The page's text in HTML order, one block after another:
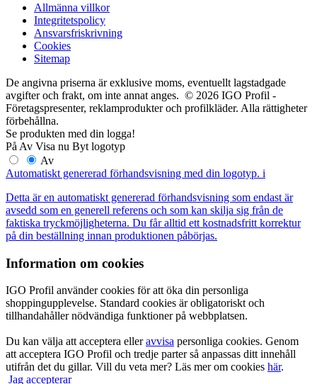
Allmänna villkor
Integritetspolicy
Ansvarsfriskrivning
Cookies
Sitemap
De angivna priserna är exklusive moms, eventuellt lagstadgade
avgifter och frakt, om inte annat anges. © 2026 IGO Profil -
Företagspresenter, reklamprodukter och profilkläder. Alla rättigheter
förbehållna.
Se produkten med din logga!
På Av Visa nu Byt logotyp
Av
Automatiskt genererad förhandsvisning med din logotyp. i
Detta är en automatiskt genererad förhandsvisning som endast är
avsedd som en generell referens och som kan skilja sig från de
faktiska tryckmöjligheterna. Du får alltid ett kostnadsfritt korrektur
på din beställning innan produktionen påbörjas.
Information om cookies
IGO Profil använder cookies för att öka din personliga
shoppingupplevelse. Standard cookies är obligatoriskt och
tillhandahåller nödvändiga funktioner på webbplatsen.
Du kan välja att acceptera elleravvisa personliga cookies. Genom
att acceptera IGO Profil och tredje parter så anpassas ditt innehåll
utifrån det du gillar. Vill du veta mer? Läs mer om cookies här.
Jag accepterar